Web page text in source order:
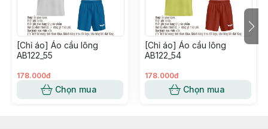
[Chỉ áo] Áo cầu lông
AB122_55
178.000đ
Chọn mua
[Chỉ áo] Áo cầu lông
AB122_54
178.000đ
Chọn mua